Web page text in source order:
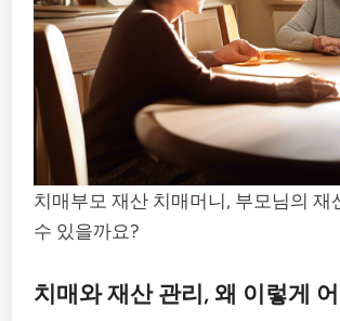
치매부모 재산 치매머니, 부모님의 재
수 있을까요?
치매와 재산 관리, 왜 이렇게